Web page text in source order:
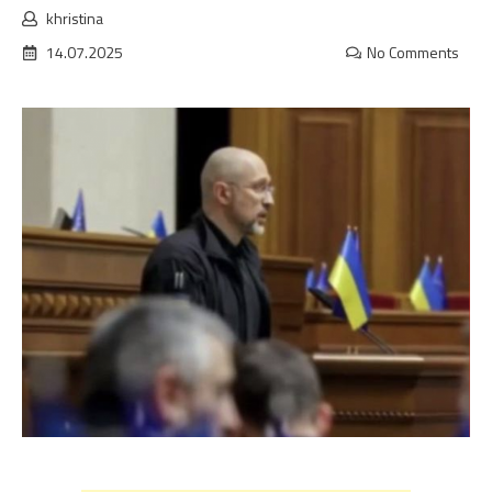
khristina
14.07.2025
No Comments